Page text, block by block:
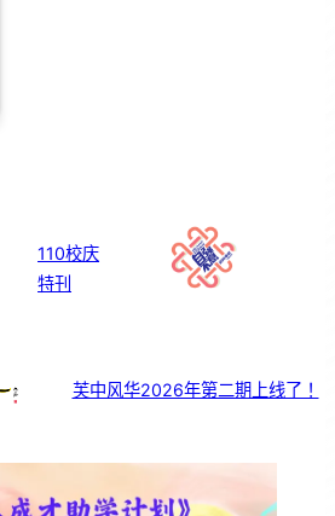
110校庆
特刊
芙中风华2026年第二期上线了！